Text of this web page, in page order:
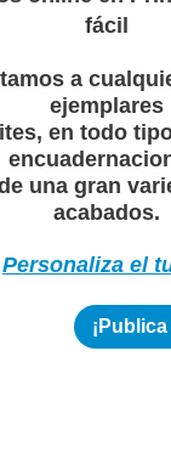
fácil
a
ejemplares
en todo
una gran
acabados.
Personaliza el